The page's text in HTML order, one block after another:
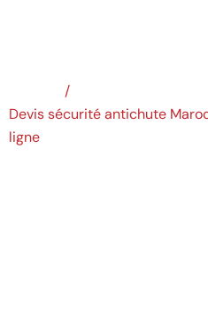
/
Devis sécurité antichute
ligne